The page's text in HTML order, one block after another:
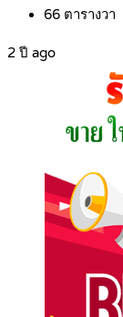
66 ตารางวา
2 ปี ago